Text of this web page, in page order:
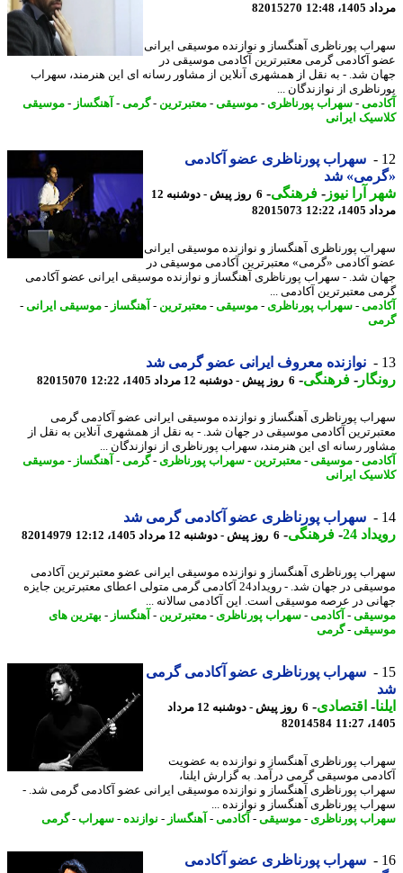
12:48
82015270
پورناظری آهنگساز و نوازنده موسیقی ایرانی
آکادمی گرمی معتبرترین آکادمی موسیقی در
شد. - به نقل از همشهری آنلاین از مشاور رسانه ای این هنرمند، سهراب
از نوازندگان ...
-سهراب پورناظری- موسیقی-معتبرترین- گرمی-آهنگساز-موسیقی
ایرانی
سهراب پورناظری عضو آکادمی
شد
آرا نیوز-فرهنگی-
6 روز پیش - دوشنبه 12
12:22
82015073
پورناظری آهنگساز و نوازنده موسیقی ایرانی
آکادمی «گرمی» معتبرترین آکادمی موسیقی در
شد. - سهراب پورناظری آهنگساز و نوازنده موسیقی ایرانی عضو آکادمی
معتبرترین آکادمی ...
-سهراب پورناظری- موسیقی-معتبرترین- آهنگساز-موسیقی ایرانی-
نوازنده معروف ایرانی عضو گرمی شد
-فرهنگی-6 روز پیش - دوشنبه 12 مرداد 1405، 12:22 82015070
پورناظری آهنگساز و نوازنده موسیقی ایرانی عضو آکادمی گرمی
آکادمی موسیقی در جهان شد. - به نقل از همشهری آنلاین به نقل از
رسانه ای این هنرمند، سهراب پورناظری از نوازندگان ...
-موسیقی-معتبرترین- سهراب پورناظری- گرمی-آهنگساز-موسیقی
ایرانی
سهراب پورناظری عضو آکادمی گرمی شد
24
-فرهنگی-6 روز پیش - دوشنبه 12 مرداد 1405، 12:12 82014979
پورناظری آهنگساز و نوازنده موسیقی ایرانی عضو معتبرترین آکادمی
موسیقی در جهان شد. - رویداد24 آکادمی گرمی متولی اعطای معتبرترین جایزه
در عرصه موسیقی است. این آکادمی سالانه ...
-آکادمی-سهراب پورناظری- معتبرترین- آهنگساز-بهترین های
-گرمی
سهراب پورناظری عضو آکادمی گرمی
-اقتصادی-
6 روز پیش - دوشنبه 12 مرداد
82014584
پورناظری آهنگساز و نوازنده به عضویت
موسیقی گرمی درآمد. به گزارش ایلنا،
پورناظری آهنگساز و نوازنده موسیقی ایرانی عضو آکادمی گرمی شد. -
پورناظری آهنگساز و نوازنده ...
پورناظری- موسیقی-آکادمی-آهنگساز-نوازنده -سهراب- گرمی
سهراب پورناظری عضو آکادمی